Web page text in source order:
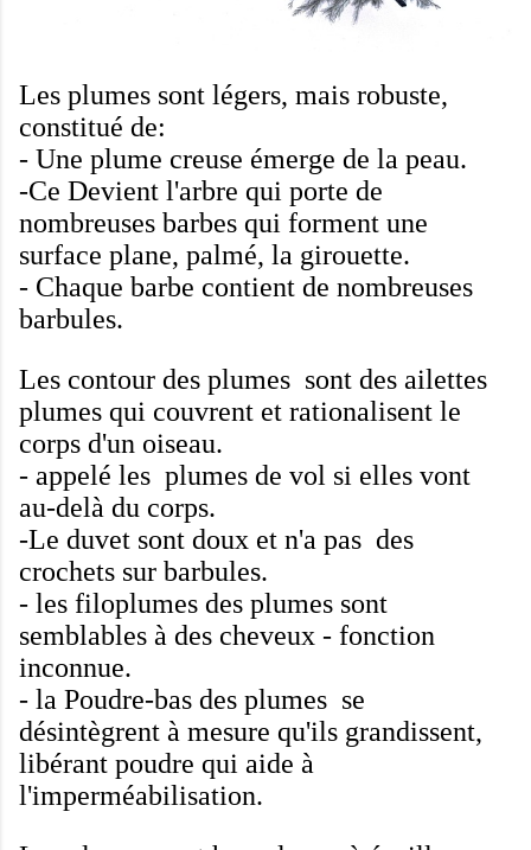
Les plumes sont légers, mais robuste,
constitué de:
- Une plume creuse émerge de la peau.
-Ce Devient l'arbre qui porte de
nombreuses barbes qui forment une
surface plane, palmé, la girouette.
- Chaque barbe contient de nombreuses
barbules.
Les contour des plumes sont des ailettes
plumes qui couvrent et rationalisent le
corps d'un oiseau.
- appelé les plumes de vol si elles vont
au-delà du corps.
-Le duvet sont doux et n'a pas des
crochets sur barbules.
- les filoplumes des plumes sont
semblables à des cheveux - fonction
inconnue.
- la Poudre-bas des plumes se
désintègrent à mesure qu'ils grandissent,
libérant poudre qui aide à
l'imperméabilisation.